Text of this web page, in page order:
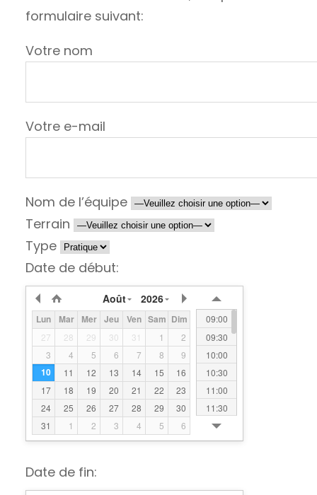
formulaire suivant:
Votre nom
Votre e-mail
Nom de l’équipe
Terrain
Type
Date de début:
Août 2026
Lun Mar Mer Jeu Ven Sam Dim
27 28 29 30 31 1
2
3
4 5 6 7 8 9
10 11 12 13 14 15
16
17
18 19 20 21 22
23
24
25 26 27 28 29
30
31
1 2 3 4 5 6
09:00
09:30
10:00
10:30
11:00
11:30
12:00
12:30
Date de fin: